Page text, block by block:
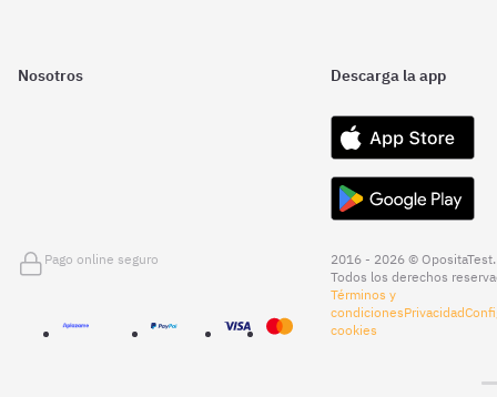
Nosotros Descarga la app
Pago online seguro
2016 - 2026 © OpositaTest.
Todos los derechos
Términos y
condicionesPrivacidad
cookies